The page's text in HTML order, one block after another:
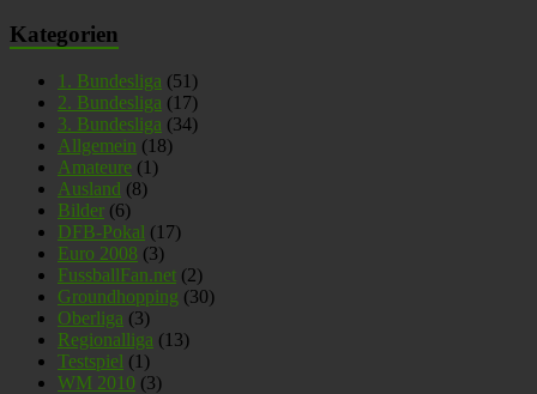
Kategorien
1. Bundesliga (51)
2. Bundesliga (17)
3. Bundesliga (34)
Allgemein (18)
Amateure (1)
Ausland (8)
Bilder (6)
DFB-Pokal (17)
Euro 2008 (3)
FussballFan.net (2)
Groundhopping (30)
Oberliga (3)
Regionalliga (13)
Testspiel (1)
WM 2010 (3)